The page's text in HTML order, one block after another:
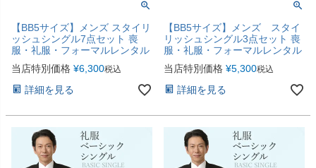
【BB5サイズ】メンズ スタイリ
ッシュシングル7点セット 喪
服・礼服・フォーマルレンタル
当店特別価格 ¥6,300税込
詳細を見る
【BB5サイズ】メンズ スタイ
リッシュシングル3点セット 喪
服・礼服・フォーマルレンタル
当店特別価格 ¥5,300税込
詳細を見る